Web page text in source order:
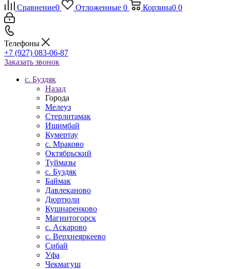
Сравнение0 Отложенные 0 Корзина0 0
Телефоны
+7 (927) 083-06-87
Заказать звонок
c. Буздяк
Назад
Города
Мелеуз
Стерлитамак
Ишимбай
Кумертау
c. Мраково
Октябрьский
Туймазы
c. Буздяк
Баймак
Давлеканово
Дюртюли
Кушнаренково
Магнитогорск
с. Аскарово
с. Верхнеяркеево
Сибай
Уфа
Чекмагуш